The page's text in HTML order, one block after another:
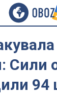
Сили
94